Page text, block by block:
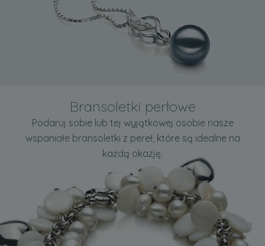
Bransoletki perłowe
Podaruj sobie lub tej wyjątkowej osobie nasze
wspaniałe bransoletki z pereł, które są idealne na
każdą okazję.